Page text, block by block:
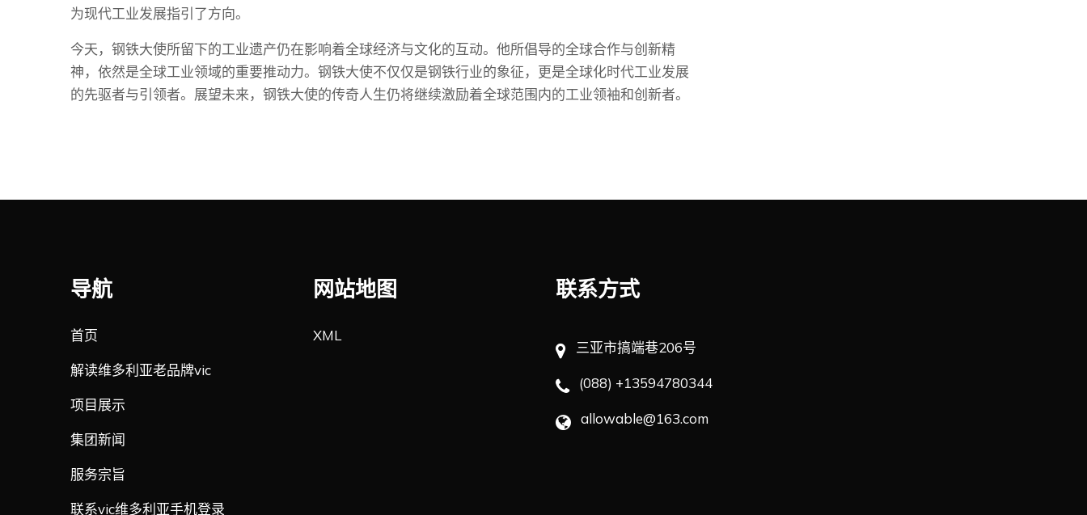
为现代工业发展指引了方向。
今天，钢铁大使所留下的工业遗产仍在影响着全球经济与文化的互动。他所倡导的全球合作与创新精
神，依然是全球工业领域的重要推动力。钢铁大使不仅仅是钢铁行业的象征，更是全球化时代工业发展
的先驱者与引领者。展望未来，钢铁大使的传奇人生仍将继续激励着全球范围内的工业领袖和创新者。
导航
首页
解读维多利亚老品牌vic
项目展示
集团新闻
服务宗旨
联系vic维多利亚手机登录
网站地图
XML
联系方式
三亚市搞端巷206号
(088) +13594780344
allowable@163.com